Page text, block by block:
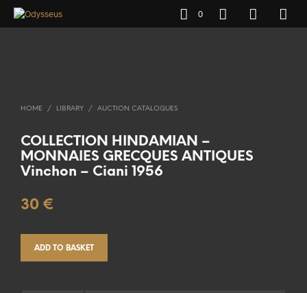
0
HOME / LIBRARY / AUCTION CATALOGUES
COLLECTION HINDAMIAN –
MONNAIES GRECQUES ANTIQUES
Vinchon – Ciani 1956
30 €
ADD TO BASKET